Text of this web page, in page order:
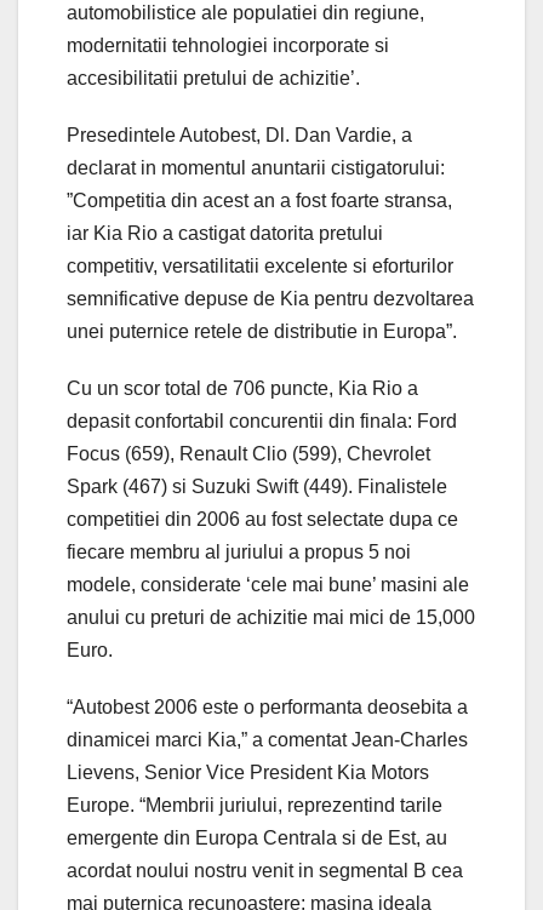
automobilistice ale populatiei din regiune,
modernitatii tehnologiei incorporate si
accesibilitatii pretului de achizitie’.
Presedintele Autobest, Dl. Dan Vardie, a
declarat in momentul anuntarii cistigatorului:
”Competitia din acest an a fost foarte stransa,
iar Kia Rio a castigat datorita pretului
competitiv, versatilitatii excelente si eforturilor
semnificative depuse de Kia pentru dezvoltarea
unei puternice retele de distributie in Europa”.
Cu un scor total de 706 puncte, Kia Rio a
depasit confortabil concurentii din finala: Ford
Focus (659), Renault Clio (599), Chevrolet
Spark (467) si Suzuki Swift (449). Finalistele
competitiei din 2006 au fost selectate dupa ce
fiecare membru al juriului a propus 5 noi
modele, considerate ‘cele mai bune’ masini ale
anului cu preturi de achizitie mai mici de 15,000
Euro.
“Autobest 2006 este o performanta deosebita a
dinamicei marci Kia,” a comentat Jean-Charles
Lievens, Senior Vice President Kia Motors
Europe. “Membrii juriului, reprezentind tarile
emergente din Europa Centrala si de Est, au
acordat noului nostru venit in segmental B cea
mai puternica recunoastere: masina ideala